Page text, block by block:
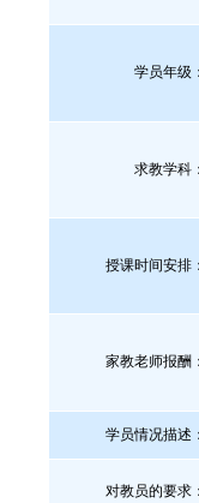
学员年级：
求教学科：
授课时间安排：
家教老师报酬：
学员情况描述：
对教员的要求：